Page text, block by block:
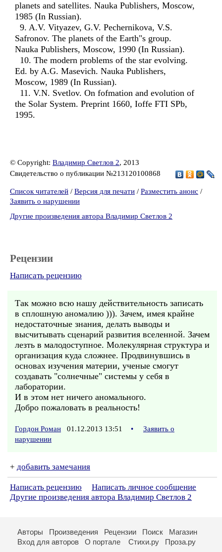
planets and satellites. Nauka Publishers, Moscow,
1985 (In Russian).
9. A.V. Vityazev, G.V. Pechernikova, V.S.
Safronov. The planets of the Earth"s group.
Nauka Publishers, Moscow, 1990 (In Russian).
10. The modern problems of the star evolving.
Ed. by A.G. Masevich. Nauka Publishers,
Moscow, 1989 (In Russian).
11. V.N. Svetlov. On fofmation and evolution of
the Solar System. Preprint 1660, Ioffe FTI SPb,
1995.
© Copyright: Владимир Светлов 2, 2013
Свидетельство о публикации №213120100868
Список читателей / Версия для печати / Разместить анонс /
Заявить о нарушении
Другие произведения автора Владимир Светлов 2
Рецензии
Написать рецензию
Так можно всю нашу действительность записать
в сплошную аномалию ))). Зачем, имея крайне
недостаточные знания, делать выводы и
высчитывать сценарий развития вселенной. Зачем
лезть в малодоступное. Молекулярная структура и
организация куда сложнее. Продвинувшись в
основах изучения материи, ученые смогут
создавать "солнечные" системы у себя в
лаборатории.
И в этом нет ничего аномального.
Добро пожаловать в реальность!
Гордон Роман 01.12.2013 13:51 •
Заявить о
нарушении
+ добавить замечания
Написать рецензию
Написать личное сообщение
Другие произведения автора Владимир Светлов 2
Авторы Произведения Рецензии Поиск
Магазин
Вход для авторов
О портале Стихи.ру Проза.ру